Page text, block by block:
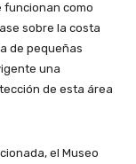
funcionan como
sobre la costa
de pequeñas
una
de esta área
el Museo